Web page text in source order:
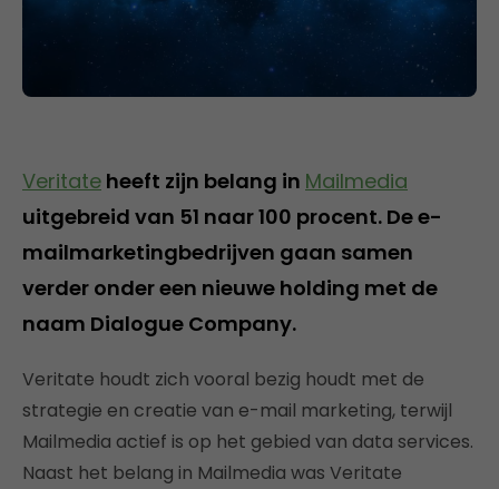
Veritate heeft zijn belang in Mailmedia
uitgebreid van 51 naar 100 procent. De e-
mailmarketingbedrijven gaan samen
verder onder een nieuwe holding met de
naam Dialogue Company.
Veritate houdt zich vooral bezig houdt met de
strategie en creatie van e-mail marketing, terwijl
Mailmedia actief is op het gebied van data services.
Naast het belang in Mailmedia was Veritate